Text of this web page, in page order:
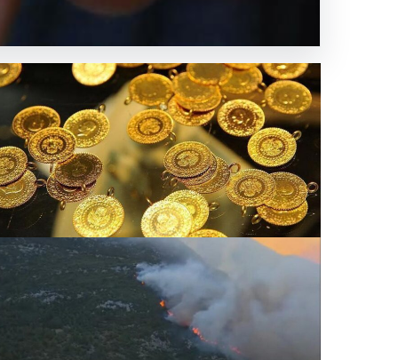
oldu?
fiyatları canlı 7 Nisan 2026: Altın fiyatları bugün
kadar oldu?
07:38